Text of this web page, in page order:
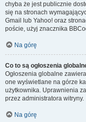
chyba że jest publicznie
się na stronach
Gmail lub Yahoo! oraz
poście, użyj znacznika
Na górę
Co to są ogłoszenia
Ogłoszenia globalne
one wyświetlane na górze
użytkownika. Uprawnienia
przez administratora witryny.
Na górę